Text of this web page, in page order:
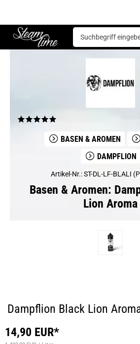
Steam time
Basen & Aromen Aromen Dampflion
BASEN & AROMEN
DAMPFLION
Artikel-Nr.: ST-DL-LF-BLALI
Basen & Aromen:
Lion Aroma
Dampflion Black Lion
14,90 EUR*